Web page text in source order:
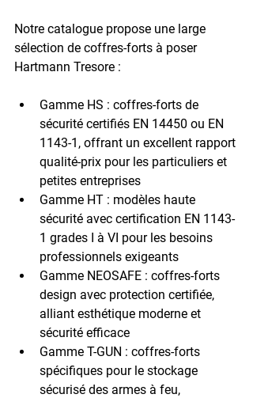
Notre catalogue propose une large
sélection de coffres-forts à poser
Hartmann Tresore :
Gamme HS : coffres-forts de
sécurité certifiés EN 14450 ou EN
1143-1, offrant un excellent rapport
qualité-prix pour les particuliers et
petites entreprises
Gamme HT : modèles haute
sécurité avec certification EN 1143-
1 grades I à VI pour les besoins
professionnels exigeants
Gamme NEOSAFE : coffres-forts
design avec protection certifiée,
alliant esthétique moderne et
sécurité efficace
Gamme T-GUN : coffres-forts
spécifiques pour le stockage
sécurisé des armes à feu,